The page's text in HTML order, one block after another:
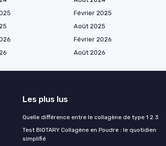
Février 2025
Août 2025
Février 2026
Août 2026
Les plus lus
Quelle différence entre le collagène de type 1 2 3
Test BIOTARY Collagène en Poudre : le quotidien
simplifié